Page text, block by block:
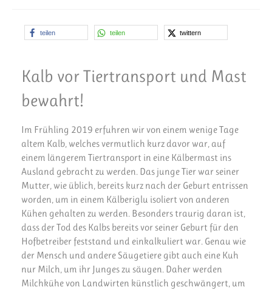
Blog
teilen teilen twittern
Kalb vor Tiertransport und Mast
bewahrt!
Im Frühling 2019 erfuhren wir von einem wenige Tage
altem Kalb, welches vermutlich kurz davor war, auf
einem längerem Tiertransport in eine Kälbermast ins
Ausland gebracht zu werden. Das junge Tier war seiner
Mutter, wie üblich, bereits kurz nach der Geburt entrissen
worden, um in einem Kälberiglu isoliert von anderen
Kühen gehalten zu werden. Besonders traurig daran ist,
dass der Tod des Kalbs bereits vor seiner Geburt für den
Hofbetreiber feststand und einkalkuliert war. Genau wie
der Mensch und andere Säugetiere gibt auch eine Kuh
nur Milch, um ihr Junges zu säugen. Daher werden
Milchkühe von Landwirten künstlich geschwängert, um